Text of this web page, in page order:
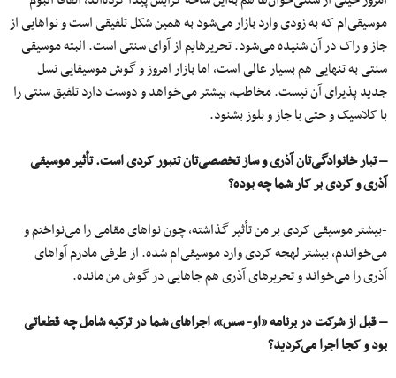
موسیقی‌ام که به زودی وارد بازار می‌شود به همین شکل تلفیقی است و نواهایی از
جاز و راک در آن شنیده می‌شود. تحریرهایم از آوای سنتی است. البته موسیقی
سنتی به تنهایی هم بسیار عالی است، اما بازار امروز و گوش موسیقایی نسل
جدید پذیرای آن نیست. مخاطب، بیشتر می‌خواهد و دوست دارد تلفیق سنتی را
با کلاسیک و حتی با جاز و بلوز بشنود.
– تبار خانوادگی‌تان آذری و ساز تخصصی‌تان تنبور کردی است. تأثیر موسیقی
آذری و کردی بر کار شما چه بوده؟
-بیشتر موسیقی کردی بر من تأثیر گذاشته، چون نواهای مقامی‌ را می‌نواختم و
می‌خواندم، بیشتر لهجه کردی وارد موسیقی‌ام شده. از طرفی مادرم آواهای
آذری را می‌خواند و تحریرهای آذری هم جاهایی در گوش من مانده.
– قبل از شرکت در برنامه «او- سس»، اجراهای شما در ترکیه شامل چه قطعاتی
بود و کجا اجرا می‌کردید؟